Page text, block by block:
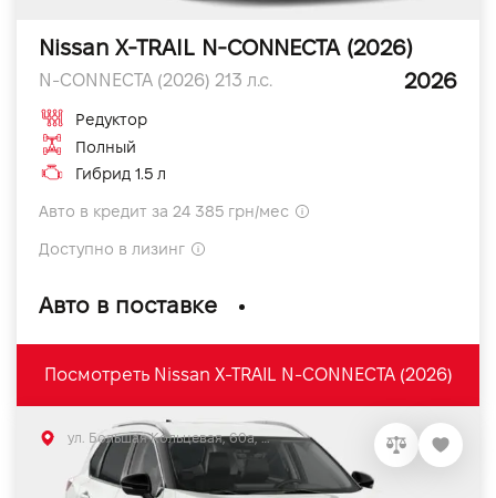
Nissan X-TRAIL N-CONNECTA (2026)
N-CONNECTA (2026) 213 л.с. 2026
Редуктор
Полный
Гибрид 1.5 л
Авто в кредит за 24 385 грн/мес
Доступно в лизинг
Авто в поставке
Посмотреть Nissan X-TRAIL N-CONNECTA (2026)
ул. Большая Кольцевая, 60а, Софиевская Борщаговка, Киевская обл.